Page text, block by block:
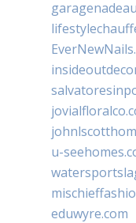
u-
eduwyre.com